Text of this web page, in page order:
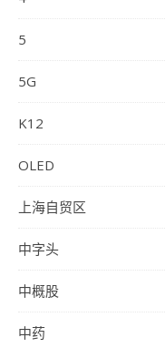
5
5G
K12
OLED
上海自贸区
中字头
中概股
中药